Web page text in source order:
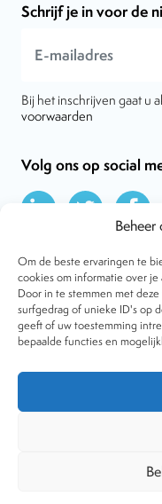
Om de beste ervaringen te
cookies om informatie over
Door in te stemmen met
surfgedrag of unieke ID's op
geeft of uw toestemming
bepaalde functies en
Schrijf je in voor de
Bij het inschrijven gaat u
voorwaarden
Volg ons op social
Over VtdK
Contact
Nieuws
Behandelwijzen
Dossiers
Tijdschrift
Copyright © 2001-2026